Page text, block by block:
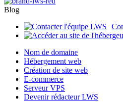
Blog
Nom de domaine
Hébergement web
Création de site web
E-commerce
Serveur VPS
Devenir rédacteur LWS